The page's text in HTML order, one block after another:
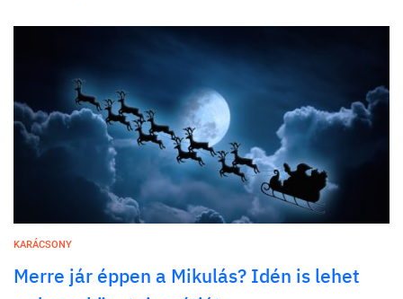
KARÁCSONY
Merre jár éppen a Mikulás? Idén is lehet